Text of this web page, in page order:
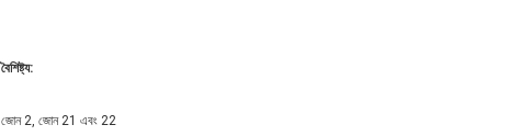
বৈশিষ্ট্য:
জোন 2, জোন 21 এবং 22